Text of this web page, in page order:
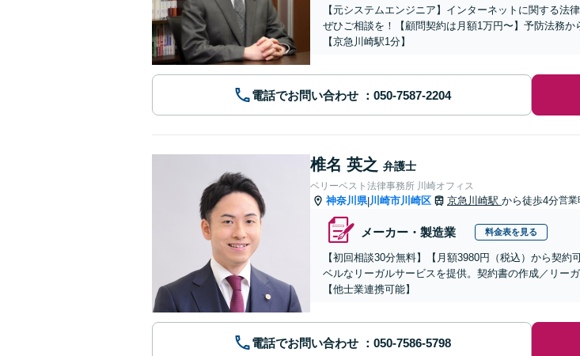
【元システムエンジニア】インターネットに関する法
ぜひご相談を！【顧問契約は月額1万円〜】予防法務
【京急川崎駅1分】
電話でお問い合わせ
椎名 英之 弁護士
ベリーベスト法律事務所 川崎オフィス
神奈川県|川崎市川崎区 京急川崎駅 から徒歩4分営業
メーカー・製造業 料金表を見る
【初回相談30分無料】【月額3980円（税込）から契
ベルなリーガルサービスを提供。契約書の作成／リー
【他士業連携可能】
電話でお問い合わせ